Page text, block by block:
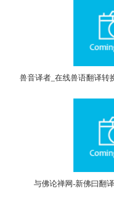
兽音译者_在线兽语翻译转
与佛论禅网-新佛曰翻